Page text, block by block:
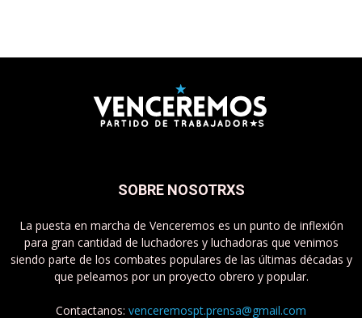
SOBRE NOSOTRXS
La puesta en marcha de Venceremos es un punto de inflexión
para gran cantidad de luchadores y luchadoras que venimos
siendo parte de los combates populares de las últimas décadas y
que peleamos por un proyecto obrero y popular.
Contactanos: venceremospt.prensa@gmail.com